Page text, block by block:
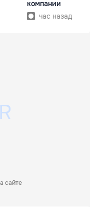
компании
час назад
сайте